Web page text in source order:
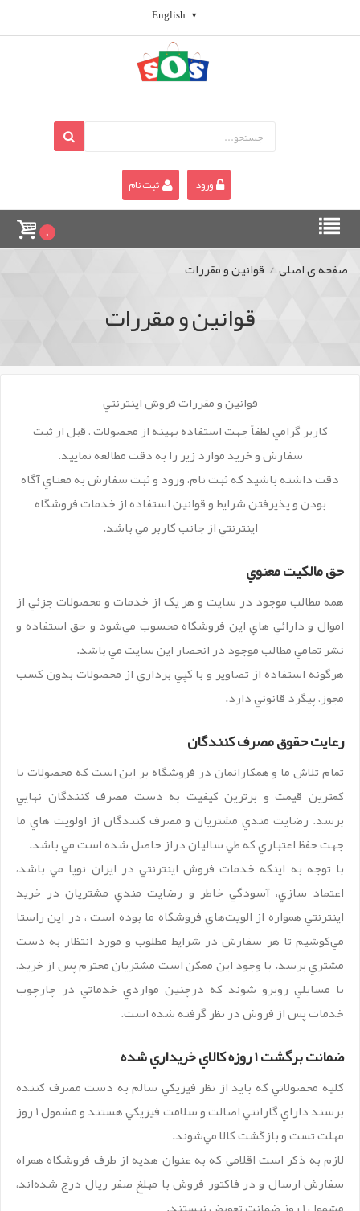
English
ورود ثبت نام
0
صفحه ی اصلی / قوانين و مقررات
قوانين و مقررات
قوانين و مقررات فروش اينترنتي
کاربر گرامي لطفاً جهت استفاده بهينه از محصولات ، قبل از ثبت
سفارش و خريد موارد زير را به دقت مطالعه نماييد.
دقت داشته باشيد که ثبت نام، ورود و ثبت سفارش به معناي آگاه
بودن و پذيرفتن شرايط و قوانين استفاده از خدمات فروشگاه
اينترنتي از جانب کاربر مي باشد.
حق مالکيت معنوي
همه مطالب موجود در سايت و هر يک از خدمات و محصولات جزئي از
اموال و دارائي هاي اين فروشگاه محسوب مي‏‌شود و حق استفاده و
نشر تمامي مطالب موجود در انحصار اين سايت مي باشد.
هرگونه استفاده از تصاوير و با کپي برداري از محصولات بدون کسب
مجوز، پيگرد قانوني دارد.
رعايت حقوق مصرف کنندگان
تمام تلاش ما و همکارانمان در فروشگاه بر اين است که محصولات با
کمترين قيمت و برترين کيفيت به دست مصرف کنندگان نهايي
برسد. رضايت مندي مشتريان و مصرف کنندگان از اولويت هاي ما
جهت حفظ اعتباري که طي ساليان دراز حاصل شده است مي باشد.
با توجه به اينکه خدمات فروش اينترنتي در ايران نوپا مي باشد،
اعتماد سازي، آسودگي خاطر و رضايت مندي مشتريان در خريد
اينترنتي همواره از الويت‏‌هاي فروشگاه ما بوده است ، در اين راستا
مي‏‌کوشيم تا هر سفارش در شرايط مطلوب و مورد انتظار به دست
مشتري برسد. با وجود اين ممکن است مشتريان محترم پس از خريد،
با مسايلي روبرو شوند که درچنين مواردي خدماتي در چارچوب
خدمات پس از فروش در نظر گرفته شده است.
ضمانت برگشت 1 روزه کالاي خريداري شده
کليه محصولاتي که بايد از نظر فيزيکي سالم به دست مصرف کننده
برسند داراي گارانتي اصالت و سلامت فيزيکي هستند و مشمول 1 روز
مهلت تست و بازگشت کالا مي‌شوند.
لازم به ذکر است اقلامي که به عنوان هديه‌ از طرف فروشگاه همراه
سفارش ارسال و در فاکتور فروش با مبلغ صفر ريال درج شده‌اند،